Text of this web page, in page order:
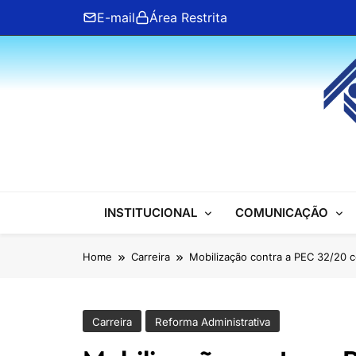
content
E-mail Área Restrita
ANFIP Nacional
INSTITUCIONAL COMUNICAÇÃO
Home Carreira Mobilização contra a PEC 32/20
Carreira Reforma Administrativa